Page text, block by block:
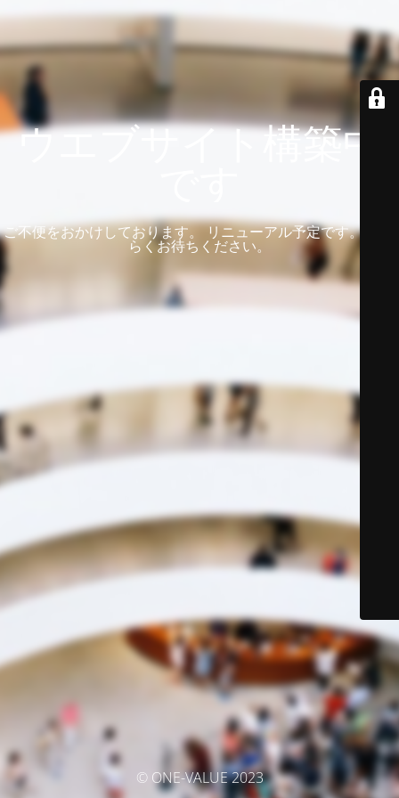
ウエブサイト構築中
ご不便をおかけしております。 リニューアル予定です。 しば
らくお待ちください。
© ONE-VALUE 2023